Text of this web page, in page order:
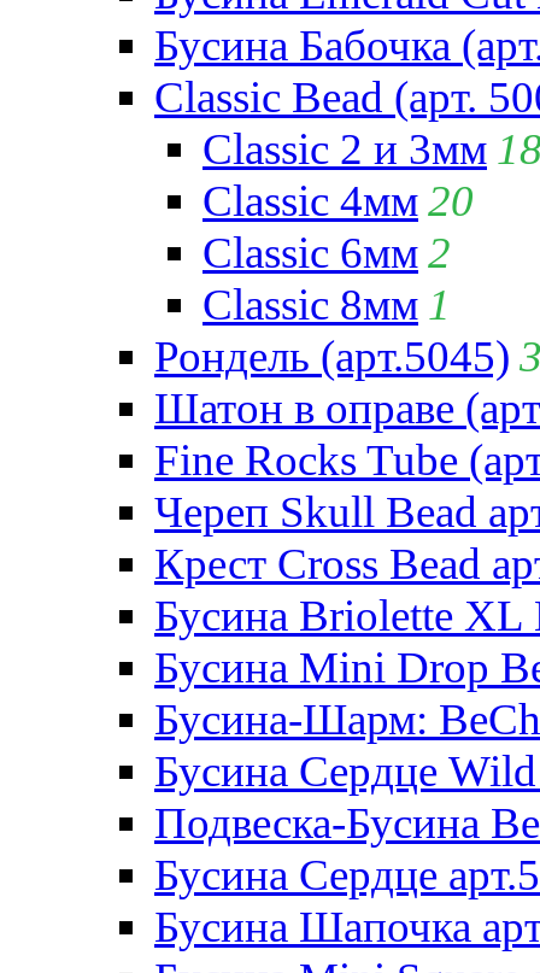
Бусина Бабочка
Classic Bead (арт.
Classic 2 и 3мм
Classic 4мм20
Classic 6мм2
Classic 8мм 1
Рондель (арт.5045)
Шатон в оправе
Fine Rocks Tube
Череп Skull Bead
Крест Cross Bead
Бусина Briolette XL
Бусина Mini Drop
Бусина-Шарм:
Бусина Сердце
Подвеска-Бусина
Бусина Сердце
Бусина Шапочка